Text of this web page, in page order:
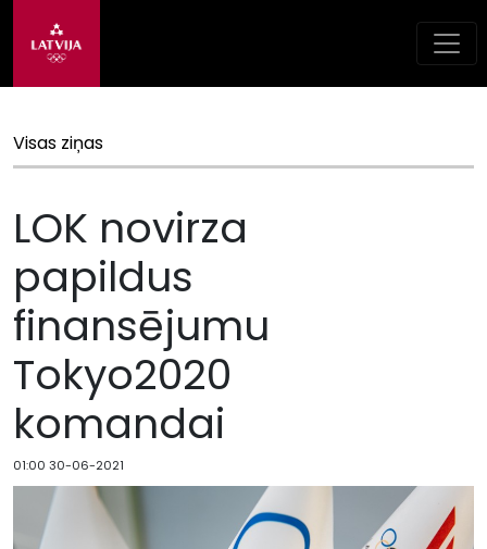
Visas ziņas
LOK novirza
papildus
finansējumu
Tokyo2020
komandai
01:00 30-06-2021